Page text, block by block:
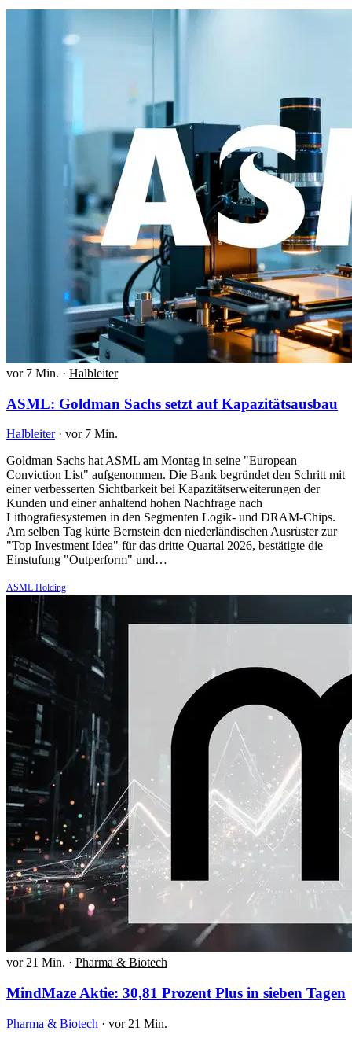
vor 7 Min. · Halbleiter
ASML: Goldman Sachs setzt auf Kapazitätsausbau
Halbleiter · vor 7 Min.
Goldman Sachs hat ASML am Montag in seine "European
Conviction List" aufgenommen. Die Bank begründet den Schritt mit
einer verbesserten Sichtbarkeit bei Kapazitätserweiterungen der
Kunden und einer anhaltend hohen Nachfrage nach
Lithografiesystemen in den Segmenten Logik- und DRAM-Chips.
Am selben Tag kürte Bernstein den niederländischen Ausrüster zur
"Top Investment Idea" für das dritte Quartal 2026, bestätigte die
Einstufung "Outperform" und…
ASML Holding
vor 21 Min. · Pharma & Biotech
MindMaze Aktie: 30,81 Prozent Plus in sieben Tagen
Pharma & Biotech · vor 21 Min.